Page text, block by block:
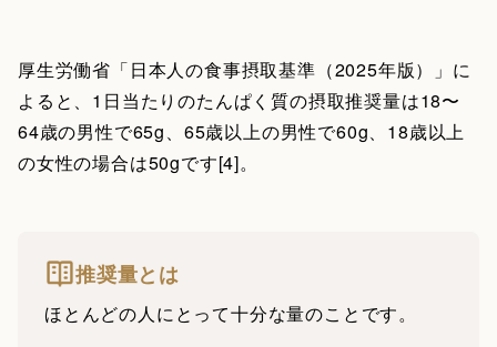
厚生労働省「日本人の食事摂取基準（2025年版）」に
よると、1日当たりのたんぱく質の摂取推奨量は18〜
64歳の男性で65g、65歳以上の男性で60g、18歳以上
の女性の場合は50gです[4]。
推奨量とは
ほとんどの人にとって十分な量のことです。